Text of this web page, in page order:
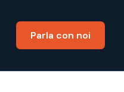
Parla con noi